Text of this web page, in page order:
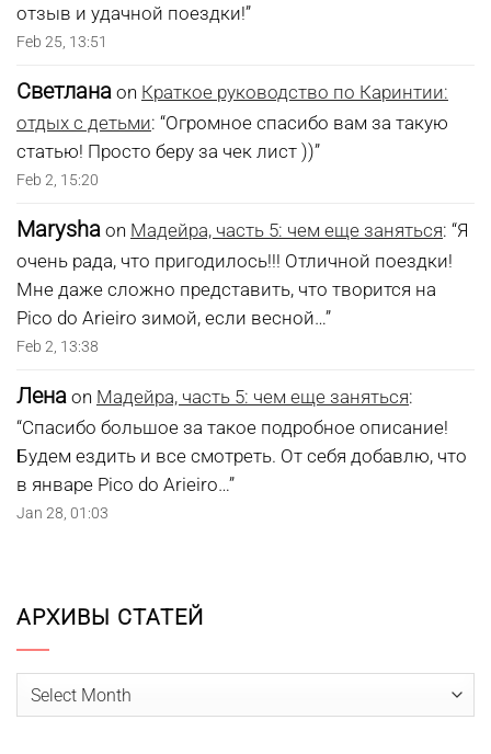
отзыв и удачной поездки!”
Feb 25, 13:51
Светлана on Краткое руководство по Каринтии:
отдых с детьми: “Огромное спасибо вам за такую
статью! Просто беру за чек лист ))”
Feb 2, 15:20
Marysha on Мадейра, часть 5: чем еще заняться: “Я
очень рада, что пригодилось!!! Отличной поездки!
Мне даже сложно представить, что творится на
Pico do Arieiro зимой, если весной…”
Feb 2, 13:38
Лена on Мадейра, часть 5: чем еще заняться:
“Спасибо большое за такое подробное описание!
Будем ездить и все смотреть. От себя добавлю, что
в январе Pico do Arieiro…”
Jan 28, 01:03
АРХИВЫ СТАТЕЙ
Архивы
статей